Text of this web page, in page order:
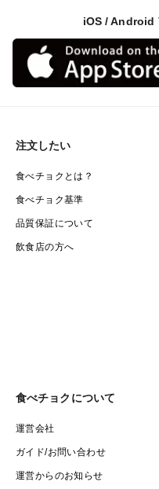
iOS / Android
注文したい
食べチョクとは？
食べチョク基準
品質保証について
飲食店の方へ
食べチョクについて
運営会社
ガイド/お問い合わせ
運営からのお知らせ